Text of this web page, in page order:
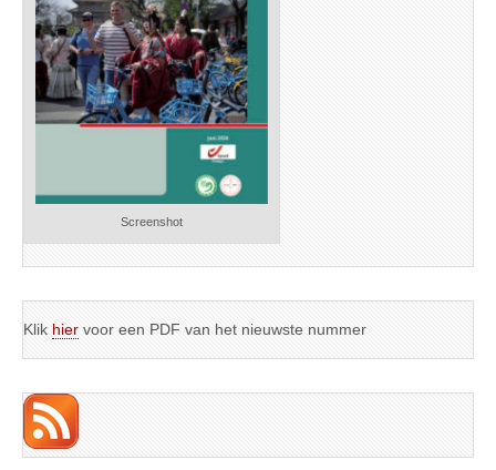
Screenshot
Klik hier voor een PDF van het nieuwste nummer